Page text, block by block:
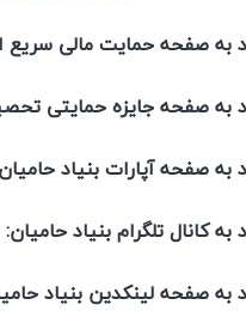
به صفحه حمایت مالی
به صفحه جایزه
به صفحه
به کانال
به صفحه